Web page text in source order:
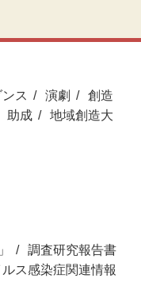
ンス 演劇
創造
助成
地域創造大
調査研究報告書
ス感染症関連情報